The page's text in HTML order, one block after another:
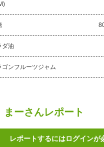
ダ油
ゴンフルーツジャム
まーさんレポート
レポートするにはログインが